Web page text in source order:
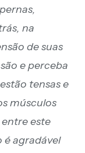
na
de suas
e perceba
tensas e
músculos
este
é agradável